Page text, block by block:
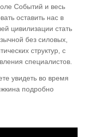
Событий и весь
оставить нас в
цивилизации стать
без силовых,
структур, с
специалистов.
увидеть во время
подробно